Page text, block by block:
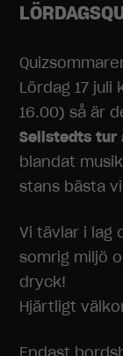
Lördag 17
16.00) så är
Sellstedts tur
blandat
stans bästa
Vi tävlar i lag
somrig miljö
dryck!
Hjärtligt
Endast